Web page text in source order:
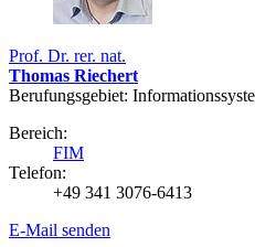
Prof. Dr. rer. nat.
Thomas Riechert
Berufungsgebiet:
Bereich:
FIM
Telefon:
+49 341 3076-6413
E-Mail senden